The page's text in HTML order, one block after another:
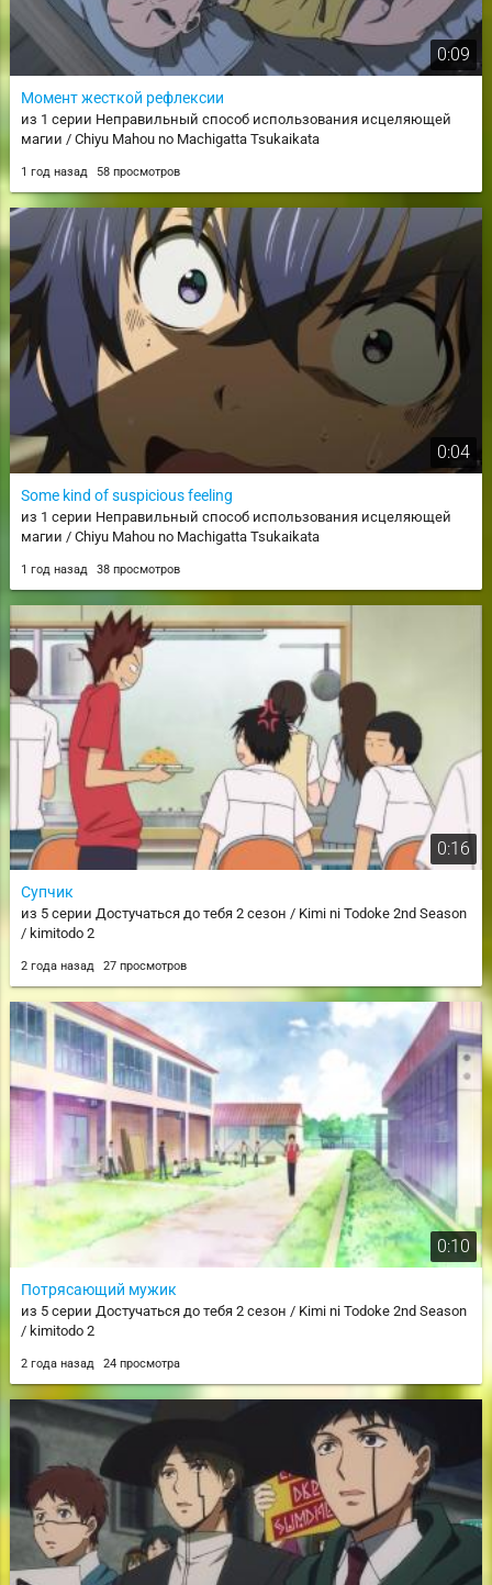
0:09
Момент жесткой рефлексии
из 1 серии Неправильный способ использования исцеляющей
магии / Chiyu Mahou no Machigatta Tsukaikata
1 год назад 58 просмотров
0:04
Some kind of suspicious feeling
из 1 серии Неправильный способ использования исцеляющей
магии / Chiyu Mahou no Machigatta Tsukaikata
1 год назад 38 просмотров
0:16
Супчик
из 5 серии Достучаться до тебя 2 сезон / Kimi ni Todoke 2nd Season
/ kimitodo 2
2 года назад 27 просмотров
0:10
Потрясающий мужик
из 5 серии Достучаться до тебя 2 сезон / Kimi ni Todoke 2nd Season
/ kimitodo 2
2 года назад 24 просмотра